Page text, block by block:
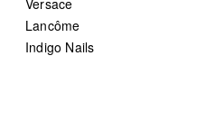
Lancôme
Indigo Nails